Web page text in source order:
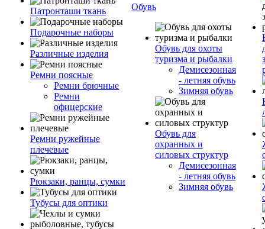
Патронташи ткань
Подарочные наборы
Различные изделия
Ремни поясные
Ремни брючные
Ремни
офицерские
Ремни ружейные
плечевые
Рюкзаки, ранцы, сумки
Тубусы для оптики
Обувь
Обувь для охоты
туризма и рыбалки
Демисезонная
- летняя обувь
Зимняя обувь
Обувь для
охранных и
силовых структур
Демисезонная
- летняя обувь
Зимняя обувь